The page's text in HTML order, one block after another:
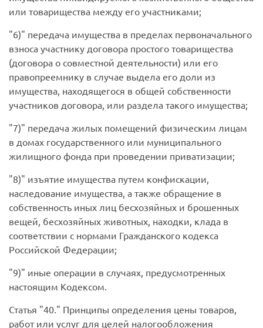
или товарищества между его участниками;
6)
передача имущества в пределах первоначального
взноса участнику договора простого товарищества
(договора о совместной деятельности) или его
правопреемнику в случае выдела его доли из
имущества, находящегося в общей собственности
участников договора, или раздела такого имущества;
7)
передача жилых помещений физическим лицам
в домах государственного или муниципального
жилищного фонда при проведении приватизации;
8)
изъятие имущества путем конфискации,
наследование имущества, а также обращение в
собственность иных лиц бесхозяйных и брошенных
вещей, бесхозяйных животных, находки, клада в
соответствии с нормами Гражданского кодекса
Российской Федерации;
9)
иные операции в случаях, предусмотренных
настоящим Кодексом.
Статья 40.
Принципы определения цены товаров,
работ или услуг для целей налогообложения